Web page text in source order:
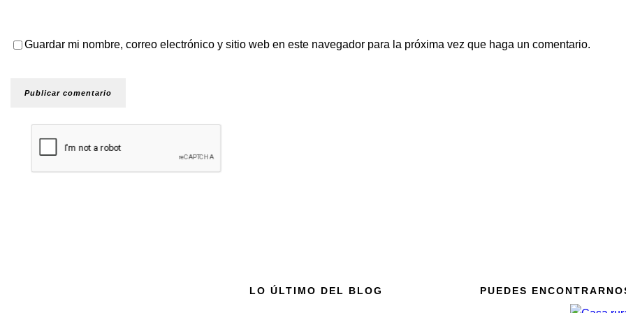
Guardar mi nombre, correo electrónico y sitio web en este navegador para la próxima vez que haga un comentario.
LO ÚLTIMO DEL BLOG PUEDES